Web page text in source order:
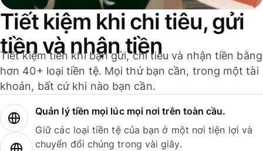
Tiết kiệm khi chi tiêu, gửi
tiền và nhận tiền
Tiết kiệm tiền khi bạn gửi, chi tiêu và nhận tiền bằng
hơn 40+ loại tiền tệ. Mọi thứ bạn cần, trong một tài
khoản, bất cứ khi nào bạn cần.
Quản lý tiền mọi lúc mọi nơi trên toàn cầu.
Giữ các loại tiền tệ của bạn ở một nơi tiện lợi và
chuyển đổi chúng trong vài giây.